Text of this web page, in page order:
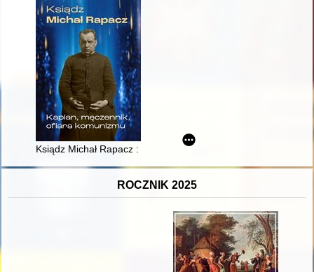
Ksiądz Michał Rapacz : kapłan, męczennik, ofiara komunizmu
ROCZNIK 2025